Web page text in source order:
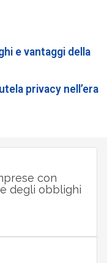
e vantaggi della
privacy nell’era
con
degli obblighi